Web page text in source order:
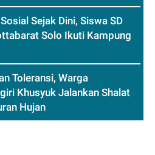
Sejak Dini, Siswa SD
Solo Ikuti Kampung
Toleransi, Warga
Khusyuk Jalankan Shalat
Hujan